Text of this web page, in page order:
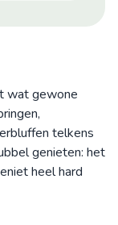
wat gewone
telkens
genieten: het
heel hard